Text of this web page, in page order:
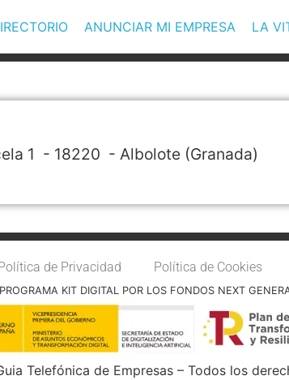
ANUNCIAR MI EMPRESA LA
1 - 18220 -Albolote (Granada)
de Privacidad Política de Cookies
KIT DIGITAL POR LOS FONDOS NEXT
Telefónica de Empresas – Todos los